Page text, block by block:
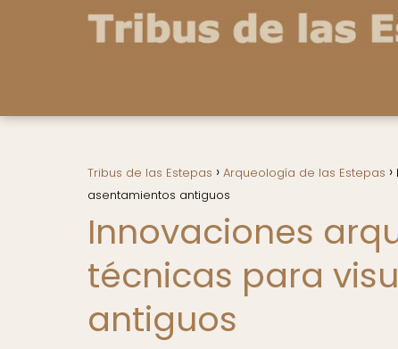
Tribus de las Estepas Arqueología de las Estepas
asentamientos antiguos
Innovaciones
técnicas para
antiguos